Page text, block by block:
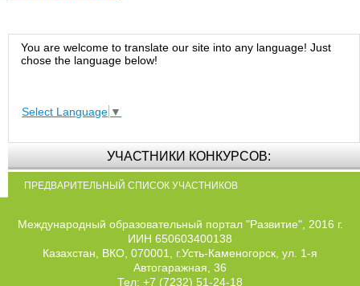
You are welcome to translate our site into any language! Just
chose the language below!
Select Language ▼
УЧАСТНИКИ КОНКУРСОВ:
ПРЕДВАРИТЕЛЬНЫЙ СПИСОК УЧАСТНИКОВ
Международный образовательный портал "Развитие", 2016 г.
ИИН 650603400138
Казахстан, ВКО, 070001, г.Усть-Каменогорск, ул. 1-я
Автогаражная, 36
Тел: +7 (7232) 51-24-18